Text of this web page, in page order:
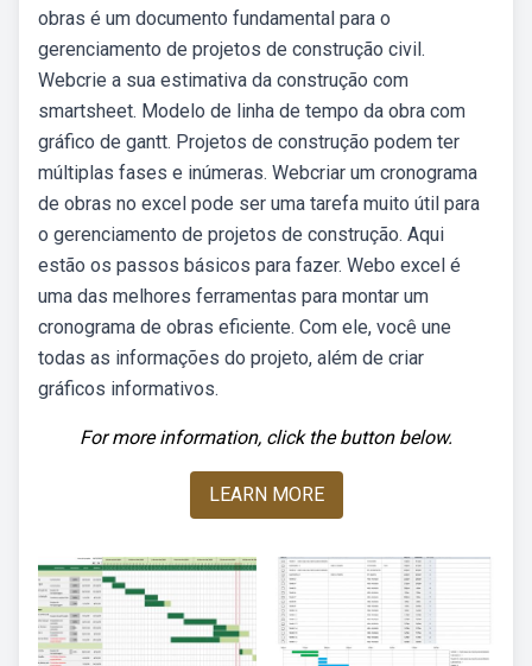
obras é um documento fundamental para o
gerenciamento de projetos de construção civil.
Webcrie a sua estimativa da construção com
smartsheet. Modelo de linha de tempo da obra com
gráfico de gantt. Projetos de construção podem ter
múltiplas fases e inúmeras. Webcriar um cronograma
de obras no excel pode ser uma tarefa muito útil para
o gerenciamento de projetos de construção. Aqui
estão os passos básicos para fazer. Webo excel é
uma das melhores ferramentas para montar um
cronograma de obras eficiente. Com ele, você une
todas as informações do projeto, além de criar
gráficos informativos.
For more information, click the button below.
LEARN MORE